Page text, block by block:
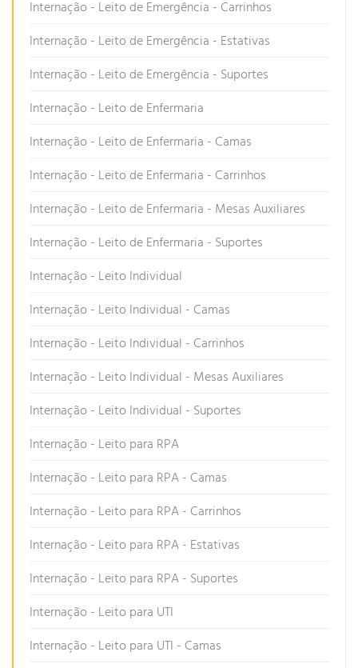
Internação - Leito de Emergência - Carrinhos
Internação - Leito de Emergência - Estativas
Internação - Leito de Emergência - Suportes
Internação - Leito de Enfermaria
Internação - Leito de Enfermaria - Camas
Internação - Leito de Enfermaria - Carrinhos
Internação - Leito de Enfermaria - Mesas Auxiliares
Internação - Leito de Enfermaria - Suportes
Internação - Leito Individual
Internação - Leito Individual - Camas
Internação - Leito Individual - Carrinhos
Internação - Leito Individual - Mesas Auxiliares
Internação - Leito Individual - Suportes
Internação - Leito para RPA
Internação - Leito para RPA - Camas
Internação - Leito para RPA - Carrinhos
Internação - Leito para RPA - Estativas
Internação - Leito para RPA - Suportes
Internação - Leito para UTI
Internação - Leito para UTI - Camas